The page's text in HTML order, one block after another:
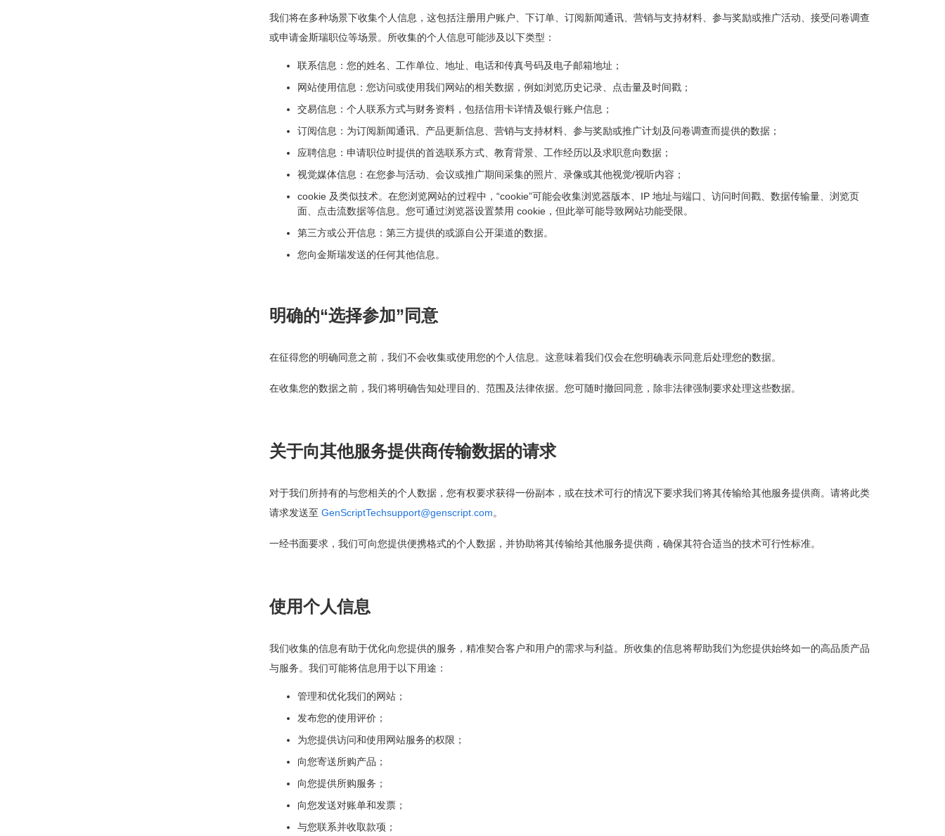
我们将在多种场景下收集个人信息，这包括注册用户账户、下订单、订阅新闻通讯、营销与支持材料、参与奖励或推广活动、接受问卷调查
或申请金斯瑞职位等场景。所收集的个人信息可能涉及以下类型：
联系信息：您的姓名、工作单位、地址、电话和传真号码及电子邮箱地址；
网站使用信息：您访问或使用我们网站的相关数据，例如浏览历史记录、点击量及时间戳；
交易信息：个人联系方式与财务资料，包括信用卡详情及银行账户信息；
订阅信息：为订阅新闻通讯、产品更新信息、营销与支持材料、参与奖励或推广计划及问卷调查而提供的数据；
应聘信息：申请职位时提供的首选联系方式、教育背景、工作经历以及求职意向数据；
视觉媒体信息：在您参与活动、会议或推广期间采集的照片、录像或其他视觉/视听内容；
cookie 及类似技术。在您浏览网站的过程中，“cookie”可能会收集浏览器版本、IP 地址与端口、访问时间戳、数据传输量、浏览页
面、点击流数据等信息。您可通过浏览器设置禁用 cookie，但此举可能导致网站功能受限。
第三方或公开信息：第三方提供的或源自公开渠道的数据。
您向金斯瑞发送的任何其他信息。
明确的“选择参加”同意
在征得您的明确同意之前，我们不会收集或使用您的个人信息。这意味着我们仅会在您明确表示同意后处理您的数据。
在收集您的数据之前，我们将明确告知处理目的、范围及法律依据。您可随时撤回同意，除非法律强制要求处理这些数据。
关于向其他服务提供商传输数据的请求
对于我们所持有的与您相关的个人数据，您有权要求获得一份副本，或在技术可行的情况下要求我们将其传输给其他服务提供商。请将此类
请求发送至GenScriptTechsupport@genscript.com。
一经书面要求，我们可向您提供便携格式的个人数据，并协助将其传输给其他服务提供商，确保其符合适当的技术可行性标准。
使用个人信息
我们收集的信息有助于优化向您提供的服务，精准契合客户和用户的需求与利益。所收集的信息将帮助我们为您提供始终如一的高品质产品
与服务。我们可能将信息用于以下用途：
管理和优化我们的网站；
发布您的使用评价；
为您提供访问和使用网站服务的权限；
向您寄送所购产品；
向您提供所购服务；
向您发送对账单和发票；
与您联系并收取款项；